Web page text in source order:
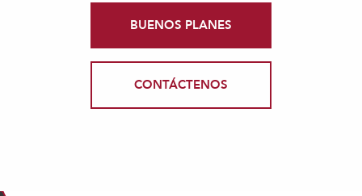
BUENOS PLANES
CONTÁCTENOS